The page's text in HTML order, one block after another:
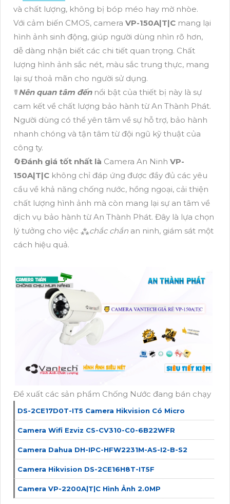
và chất lượng, không bị bóp méo hay mờ nhòe.
Với cảm biến CMOS, camera VP-150A|T|C mang lại
hình ảnh sinh động, giúp người dùng nhìn rõ hơn,
dễ dàng nhận biết các chi tiết quan trọng. Chất
lượng hình ảnh sắc nét, màu sắc trung thực, mang
lại sự thoả mãn cho người sử dụng.
☤Nên quan tâm đếnnổi bật của thiết bị này là sự
cam kết về chất lượng bảo hành từ An Thành Phát.
Người dùng có thể yên tâm về sự hỗ trợ, bảo hành
nhanh chóng và tận tâm từ đội ngũ kỹ thuật của
công ty.
🔄Đánh giá tốt nhất là Camera An Ninh VP-
150A|T|C không chỉ đáp ứng được đầy đủ các yêu
cầu về khả năng chống nước, hồng ngoại, cải thiện
chất lượng hình ảnh mà còn mang lại sự an tâm về
dịch vụ bảo hành từ An Thành Phát. Đây là lựa chọn
lý tưởng cho việc ⁂chắc chắn an ninh, giám sát một
cách hiệu quả.
Đề xuất các sản phẩm Chống Nước đang bán chạy
DS-2CE17D0T-IT5 Camera Hikvision Có Micro
Camera Wifi Ezviz CS-CV310-C0-6B22WFR
Camera Dahua DH-IPC-HFW2231M-AS-I2-B-S2
Camera Hikvision DS-2CE16H8T-IT5F
Camera VP-2200A|T|C Hình Ảnh 2.0MP